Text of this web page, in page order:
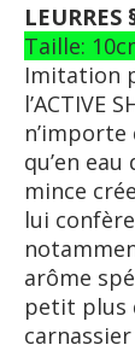
LEURRES
Taille:
Imitation
l’ACTIVE
qu’en eau
mince
lui
arôme
petit plus